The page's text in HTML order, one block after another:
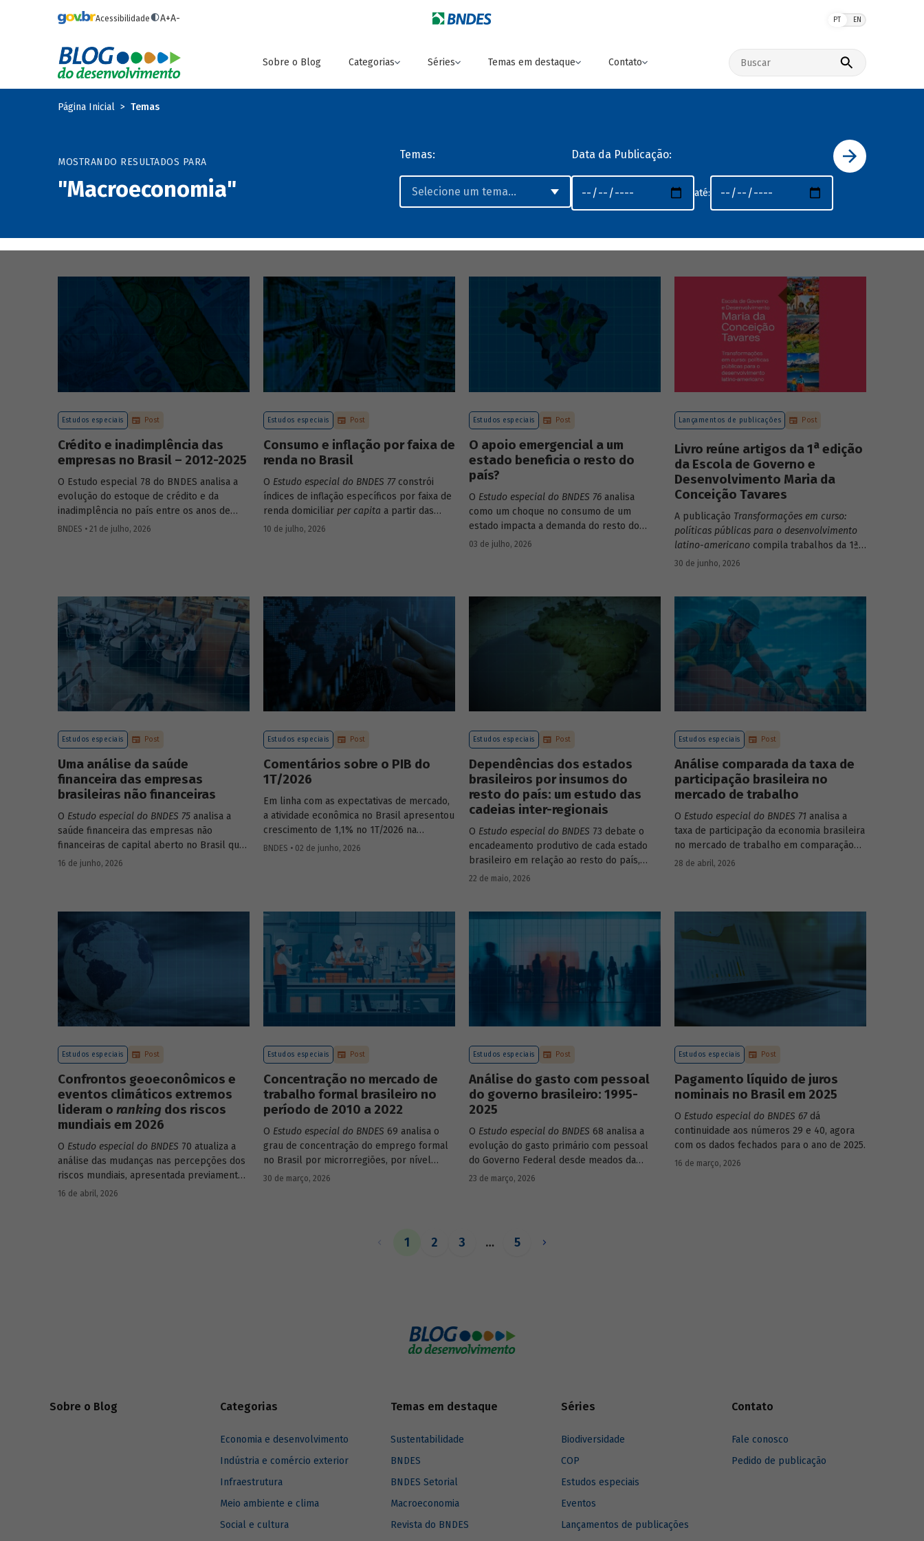
Acessibilidade A+A- PT EN
Sobre o Blog Categorias Séries Temas em destaque Contato
Buscar no site
Página Inicial Temas
MOSTRANDO RESULTADOS PARA
"Macroeconomia"
Temas: Data da Publicação:
até:
Estudos especiais Post
Crédito e inadimplência das
empresas no Brasil – 2012-2025
O Estudo especial 78 do BNDES analisa a
evolução do estoque de crédito e da
inadimplência no país entre os anos de
2012 e 2025, explorando dois recortes
BNDES • 21 de julho, 2026
Estudos especiais Post
Consumo e inflação por faixa de
renda no Brasil
O Estudo especial do BNDES 77constrói
índices de inflação específicos por faixa de
renda domiciliar per capita a partir das
estruturas de consumo da POF 2017-2018
durante o período.
10 de julho, 2026
Estudos especiais Post
O apoio emergencial a um
estado beneficia o resto do
país?
O Estudo especial do BNDES 76 analisa
como um choque no consumo de um
estado impacta a demanda do resto do
país, usando como exemplo o caso do Rio
03 de julho, 2026
Lançamentos de publicações Post
Livro reúne artigos da 1a edição
da Escola de Governo e
Desenvolvimento Maria da
Conceição Tavares
A publicação Transformações em curso:
políticas públicas para o desenvolvimento
latino-americano compila trabalhos da 1ª
edição da Escola de Governo e
30 de junho, 2026
Estudos especiais Post
Uma análise da saúde
financeira das empresas
brasileiras não financeiras
O Estudo especial do BNDES 75 analisa a
saúde financeira das empresas não
financeiras de capital aberto no Brasil que
apresentaram negociação em bolsa de
endividamento e alavancagem.
16 de junho, 2026
Estudos especiais Post
Comentários sobre o PIB do
1T/2026
Em linha com as expectativas de mercado,
a atividade econômica no Brasil apresentou
crescimento de 1,1% no 1T/2026 na
comparação com o trimestre
BNDES 74.
BNDES • 02 de junho, 2026
Estudos especiais Post
Dependências dos estados
brasileiros por insumos do
resto do país: um estudo das
cadeias inter-regionais
O Estudo especial do BNDES 73 debate o
encadeamento produtivo de cada estado
brasileiro em relação ao resto do país,
analisando seu nível de dependência e
demais. Para isso usa uma metodologia de
construção de matrizes de insumo-produto
estaduais.
22 de maio, 2026
Estudos especiais Post
Análise comparada da taxa de
participação brasileira no
mercado de trabalho
O Estudo especial do BNDES 71 analisa a
taxa de participação da economia brasileira
no mercado de trabalho em comparação
com uma amostra de 15 países de
28 de abril, 2026
Estudos especiais Post
Confrontos geoeconômicos e
eventos climáticos extremos
lideram o ranking dos riscos
mundiais em 2026
O Estudo especial do BNDES 70 atualiza a
análise das mudanças nas percepções dos
riscos mundiais, apresentada previamente
na edição 54/2025, a partir dos relatórios
16 de abril, 2026
Estudos especiais Post
Concentração no mercado de
trabalho formal brasileiro no
período de 2010 a 2022
O Estudo especial do BNDES 69 analisa o
grau de concentração do emprego formal
no Brasil por microrregiões, por nível
educacional dos trabalhadores e por
30 de março, 2026
Estudos especiais Post
Análise do gasto com pessoal
do governo brasileiro: 1995-
2025
O Estudo especial do BNDES 68 analisa a
evolução do gasto primário com pessoal
do Governo Federal desde meados da
década de 1990, destacando sua dinâmica
23 de março, 2026
Estudos especiais Post
Pagamento líquido de juros
nominais no Brasil em 2025
O Estudo especial do BNDES 67dá
continuidade aos números 29 e 40, agora
com os dados fechados para o ano de 2025.
16 de março, 2026
1 2 3 … 5
Sobre o Blog Categorias
Economia e desenvolvimento
Indústria e comércio exterior
Infraestrutura
Meio ambiente e clima
Social e cultura
Temas em destaque
Sustentabilidade
BNDES
BNDES Setorial
Macroeconomia
Revista do BNDES
Séries
Biodiversidade
COP
Estudos especiais
Eventos
Lançamentos de publicações
Contato
Fale conosco
Pedido de publicação